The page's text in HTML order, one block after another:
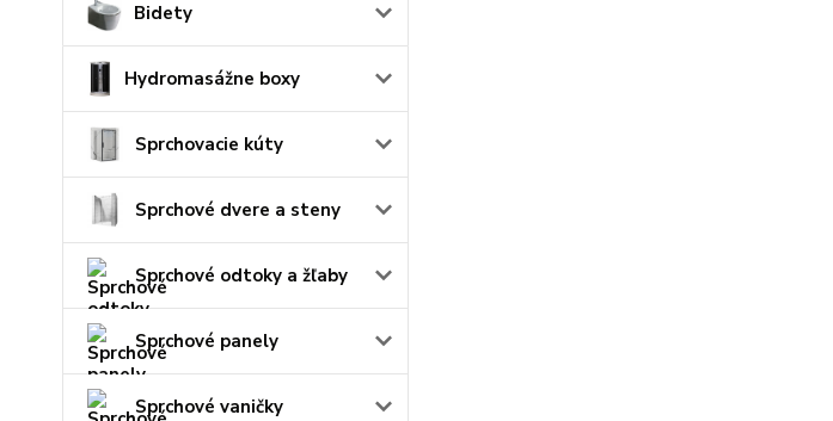
Bidety
Hydromasážne boxy
Sprchovacie kúty
Sprchové dvere a steny
Sprchové odtoky a žľaby
Sprchové panely
Sprchové vaničky